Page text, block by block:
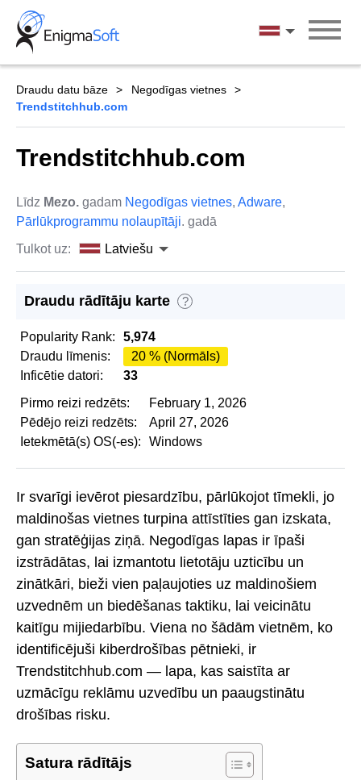
Skip
content
Latviešu
Draudu datu bāze
Negodīgas vietnes
Trendstitchhub.com
Trendstitchhub.com
Līdz Mezo. gadam Negodīgas vietnes, Adware,
Pārlūkprogrammu nolaupītāji. gadā
Tulkot uz:
Latviešu
Draudu rādītāju karte ?
Popularity Rank:
5,974
Draudu līmenis:
20 % (Normāls)
Inficētie datori:
33
Pirmo reizi redzēts:
February 1, 2026
Pēdējo reizi redzēts:
April 27, 2026
Ietekmētā(s) OS(-es):
Windows
Ir svarīgi ievērot piesardzību, pārlūkojot tīmekli, jo
maldinošas vietnes turpina attīstīties gan izskata,
gan stratēģijas ziņā. Negodīgas lapas ir īpaši
izstrādātas, lai izmantotu lietotāju uzticību un
zinātkāri, bieži vien paļaujoties uz maldinošiem
uzvednēm un biedēšanas taktiku, lai veicinātu
kaitīgu mijiedarbību. Viena no šādām vietnēm, ko
identificējuši kiberdrošības pētnieki, ir
Trendstitchhub.com — lapa, kas saistīta ar
uzmācīgu reklāmu uzvedību un paaugstinātu
drošības risku.
Satura rādītājs